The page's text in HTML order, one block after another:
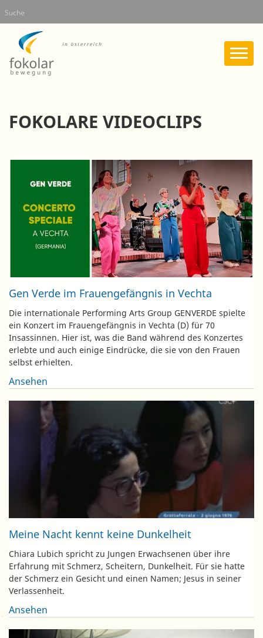
zum
Suche
FOKOLARE VIDEOCLIPS
Gen Verde im Frauengefängnis in Vechta
Die internationale Performing Arts Group GENVERDE spielte
ein Konzert im Frauengefängnis in Vechta (D) für 70
Insassinnen. Hier ist, was die Band während des Konzertes
erlebte und auch einige Eindrücke, die sie von den Frauen
selbst erhielten.
Ansehen
Meine Nacht kennt keine Dunkelheit
Chiara Lubich spricht zu Jungen Erwachsenen über ihre
Erfahrung mit Schmerz, Scheitern, Dunkelheit. Für sie hatte
der Schmerz ein Gesicht und einen Namen; Jesus in seiner
Verlassenheit.
Ansehen